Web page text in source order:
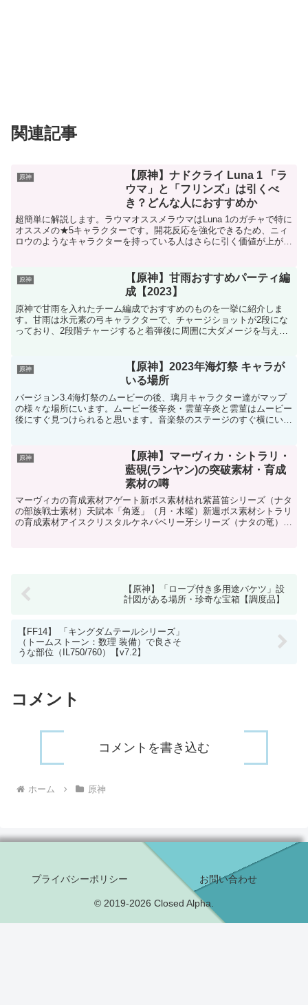
関連記事
原神
【原神】ナドクライ Luna 1 「ラ
ウマ」と「フリンズ」は引くべ
き？どんな人におすすめか
超簡単に解説します。ラウマオススメラウマはLuna 1のガチャで特に
オススメの★5キャラクターです。開花反応を強化できるため、ニィ
ロウのようなキャラクターを持っている人はさらに引く価値が上がり
原神
【原神】甘雨おすすめパーティ編
成【2023】
原神で甘雨を入れたチーム編成でおすすめのものを一挙に紹介しま
す。甘雨は氷元素の弓キャラクターで、チャージショットが2段にな
っており、2段階チャージすると着弾後に周囲に大ダメージを与えま
原神
【原神】2023年海灯祭 キャラが
いる場所
バージョン3.4海灯祭のムービーの後、璃月キャラクター達がマップ
の様々な場所にいます。ムービー後辛炎・雲菫辛炎と雲菫はムービー
後にすぐ見つけられると思います。音楽祭のステージのすぐ横にいま
原神
【原神】マーヴィカ・シトラリ・
藍硯(ランヤン)の突破素材・育成
素材の噂
マーヴィカの育成素材アゲート新ボス素材枯れ紫菖笛シリーズ（ナタ
の部族戦士素材）天賦本「角逐」（月・木曜）新週ボス素材シトラリ
の育成素材アイスクリスタルケネパベリー牙シリーズ（ナタの竜）新
【原神】「ロープ付き多用途バケツ」設
計図がある場所・珍奇な宝箱【調度品】
【FF14】 「キングダムテールシリーズ」
（トームストーン：数理 装備）で良さそ
うな部位（IL750/760）【v7.2】
コメント
コメントを書き込む
ホーム 原神
プライバシーポリシー お問い合わせ
© 2019-2026 Closed Alpha.